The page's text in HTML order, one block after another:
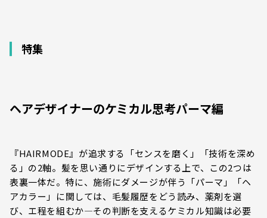
特集
ヘアデザイナーのケミカル思考パーマ編
『HAIRMODE』が追求する「センスを磨く」「技術を深め
る」の2軸。髪を思い通りにデザインする上で、この2つは
表裏一体だ。特に、施術にダメージが伴う「パーマ」「ヘ
アカラー」に関しては、毛髪履歴をどう読み、薬剤を選
び、エ程を組むか―その判断を支えるケミカル知識は必要